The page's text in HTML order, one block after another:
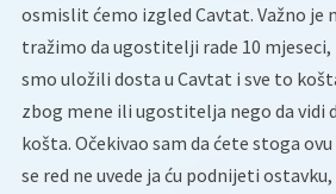
osmislit ćemo izgled Cavtat. Važno je
tražimo da ugostitelji rade 10 mjeseci,
smo uložili dosta u Cavtat i sve to
zbog mene ili ugostitelja nego da vidi
košta. Očekivao sam da ćete stoga
se red ne uvede ja ću podnijeti